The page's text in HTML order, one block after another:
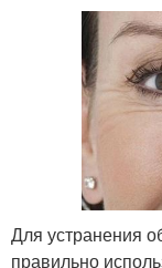
Для устранения
правильно